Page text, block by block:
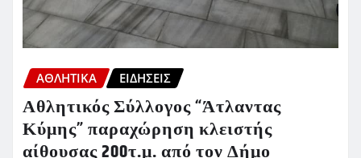
ΑΘΛΗΤΙΚΑ ΕΙΔΗΣΕΙΣ
Αθλητικός Σύλλογος “Άτλαντας
Κύμης” παραχώρηση κλειστής
αίθουσας 200τ.μ. από τον Δήμο